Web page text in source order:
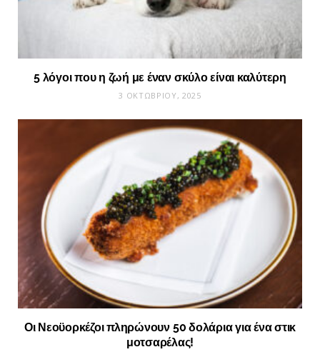
5 λόγοι που η ζωή με έναν σκύλο είναι καλύτερη
3 ΟΚΤΩΒΡΊΟΥ, 2025
Οι Νεοϋορκέζοι πληρώνουν 50 δολάρια για ένα στικ
μοτσαρέλας!